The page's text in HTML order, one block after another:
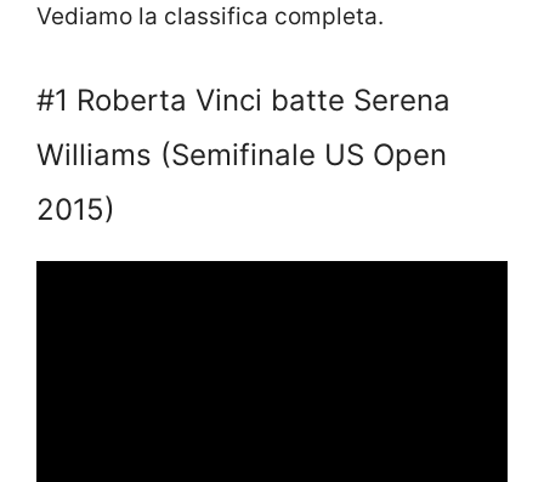
Vediamo la classifica completa.
#1 Roberta Vinci batte Serena
Williams (Semifinale US Open
2015)